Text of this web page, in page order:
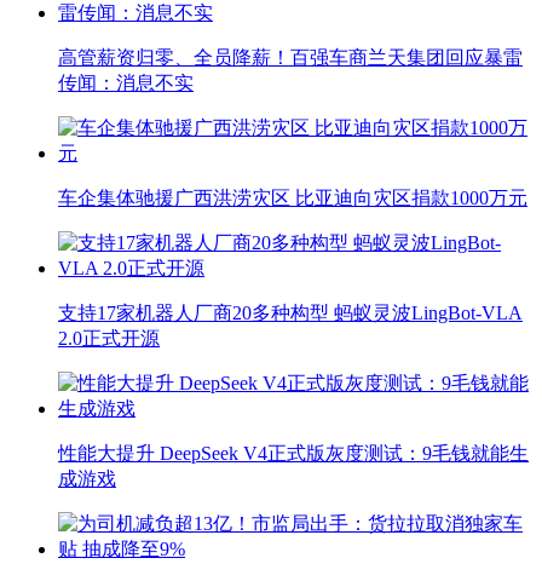
高管薪资归零、全员降薪！百强车商兰天集团回应暴雷
传闻：消息不实
车企集体驰援广西洪涝灾区 比亚迪向灾区捐款1000万元
支持17家机器人厂商20多种构型 蚂蚁灵波LingBot-VLA
2.0正式开源
性能大提升 DeepSeek V4正式版灰度测试：9毛钱就能生
成游戏